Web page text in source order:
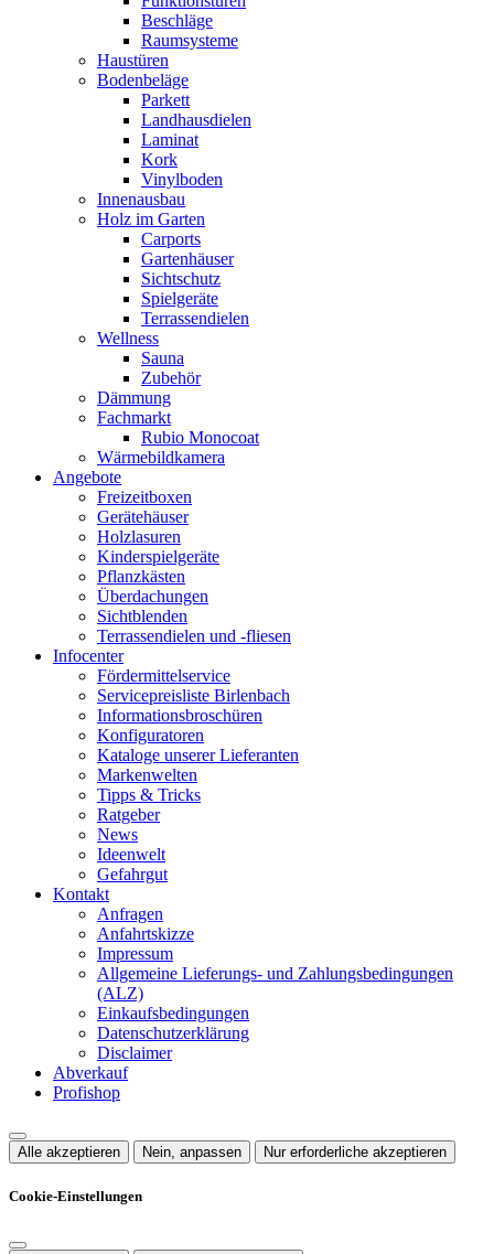
Beschläge
Raumsysteme
Haustüren
Bodenbeläge
Parkett
Landhausdielen
Laminat
Kork
Vinylboden
Innenausbau
Holz im Garten
Carports
Gartenhäuser
Sichtschutz
Spielgeräte
Terrassendielen
Wellness
Sauna
Zubehör
Dämmung
Fachmarkt
Rubio Monocoat
Wärmebildkamera
Angebote
Freizeitboxen
Gerätehäuser
Holzlasuren
Kinderspielgeräte
Pflanzkästen
Überdachungen
Sichtblenden
Terrassendielen und -fliesen
Infocenter
Fördermittelservice
Servicepreisliste Birlenbach
Informationsbroschüren
Konfiguratoren
Kataloge unserer Lieferanten
Markenwelten
Tipps & Tricks
Ratgeber
News
Ideenwelt
Gefahrgut
Kontakt
Anfragen
Anfahrtskizze
Impressum
Allgemeine Lieferungs- und Zahlungsbedingungen
(ALZ)
Einkaufsbedingungen
Datenschutzerklärung
Disclaimer
Abverkauf
Profishop
Alle akzeptieren Nein, anpassen Nur erforderliche akzeptieren
Cookie-Einstellungen